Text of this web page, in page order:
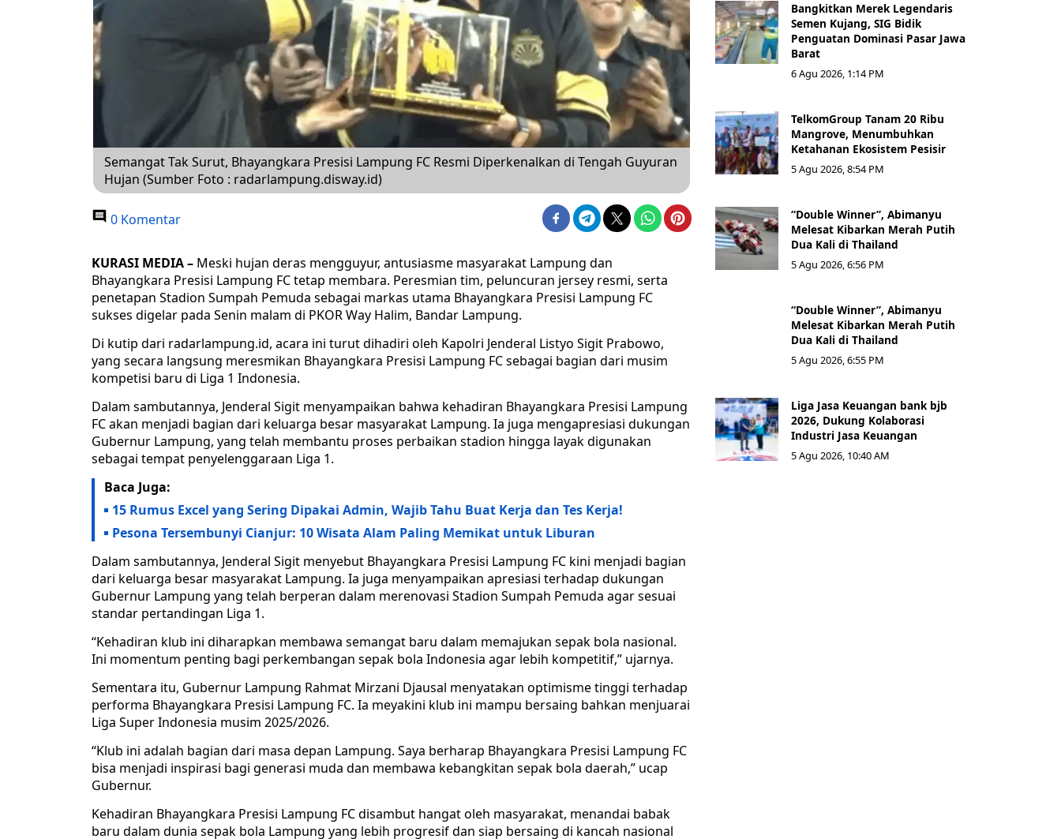
Semangat Tak Surut, Bhayangkara Presisi Lampung FC Resmi Diperkenalkan di Tengah Guyuran
Hujan (Sumber Foto : radarlampung.disway.id)
0 Komentar
KURASI MEDIA – Meski hujan deras mengguyur, antusiasme masyarakat Lampung dan
Bhayangkara Presisi Lampung FC tetap membara. Peresmian tim, peluncuran jersey resmi, serta
penetapan Stadion Sumpah Pemuda sebagai markas utama Bhayangkara Presisi Lampung FC
sukses digelar pada Senin malam di PKOR Way Halim, Bandar Lampung.
Di kutip dari radarlampung.id, acara ini turut dihadiri oleh Kapolri Jenderal Listyo Sigit Prabowo,
yang secara langsung meresmikan Bhayangkara Presisi Lampung FC sebagai bagian dari musim
kompetisi baru di Liga 1 Indonesia.
Dalam sambutannya, Jenderal Sigit menyampaikan bahwa kehadiran Bhayangkara Presisi Lampung
FC akan menjadi bagian dari keluarga besar masyarakat Lampung. Ia juga mengapresiasi dukungan
Gubernur Lampung, yang telah membantu proses perbaikan stadion hingga layak digunakan
sebagai tempat penyelenggaraan Liga 1.
Baca Juga:
15 Rumus Excel yang Sering Dipakai Admin, Wajib Tahu Buat Kerja dan Tes Kerja!
Pesona Tersembunyi Cianjur: 10 Wisata Alam Paling Memikat untuk Liburan
Dalam sambutannya, Jenderal Sigit menyebut Bhayangkara Presisi Lampung FC kini menjadi bagian
dari keluarga besar masyarakat Lampung. Ia juga menyampaikan apresiasi terhadap dukungan
Gubernur Lampung yang telah berperan dalam merenovasi Stadion Sumpah Pemuda agar sesuai
standar pertandingan Liga 1.
“Kehadiran klub ini diharapkan membawa semangat baru dalam memajukan sepak bola nasional.
Ini momentum penting bagi perkembangan sepak bola Indonesia agar lebih kompetitif,” ujarnya.
Sementara itu, Gubernur Lampung Rahmat Mirzani Djausal menyatakan optimisme tinggi terhadap
performa Bhayangkara Presisi Lampung FC. Ia meyakini klub ini mampu bersaing bahkan menjuarai
Liga Super Indonesia musim 2025/2026.
“Klub ini adalah bagian dari masa depan Lampung. Saya berharap Bhayangkara Presisi Lampung FC
bisa menjadi inspirasi bagi generasi muda dan membawa kebangkitan sepak bola daerah,” ucap
Gubernur.
Kehadiran Bhayangkara Presisi Lampung FC disambut hangat oleh masyarakat, menandai babak
baru dalam dunia sepak bola Lampung yang lebih progresif dan siap bersaing di kancah nasional
Bangkitkan Merek Legendaris
Semen Kujang, SIG Bidik
Penguatan Dominasi Pasar Jawa
Barat
6 Agu 2026, 1:14 PM
TelkomGroup Tanam 20 Ribu
Mangrove, Menumbuhkan
Ketahanan Ekosistem Pesisir
5 Agu 2026, 8:54 PM
“Double Winner”, Abimanyu
Melesat Kibarkan Merah Putih
Dua Kali di Thailand
5 Agu 2026, 6:56 PM
“Double Winner”, Abimanyu
Melesat Kibarkan Merah Putih
Dua Kali di Thailand
5 Agu 2026, 6:55 PM
Liga Jasa Keuangan bank bjb
2026, Dukung Kolaborasi
Industri Jasa Keuangan
5 Agu 2026, 10:40 AM